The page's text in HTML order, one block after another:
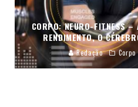
CORPO: NEURO-FITNESS
RENDIMENTO, O
Redação Corpo